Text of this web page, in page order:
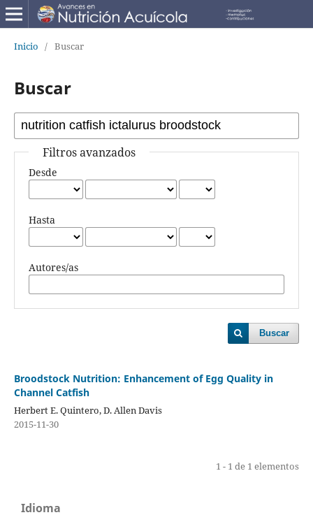
Inicio / Buscar
Buscar
Filtros avanzados
Desde
Hasta
Autores/as
Buscar
Broodstock Nutrition: Enhancement of Egg Quality in
Channel Catfish
Herbert E. Quintero, D. Allen Davis
2015-11-30
1 - 1 de 1 elementos
Idioma